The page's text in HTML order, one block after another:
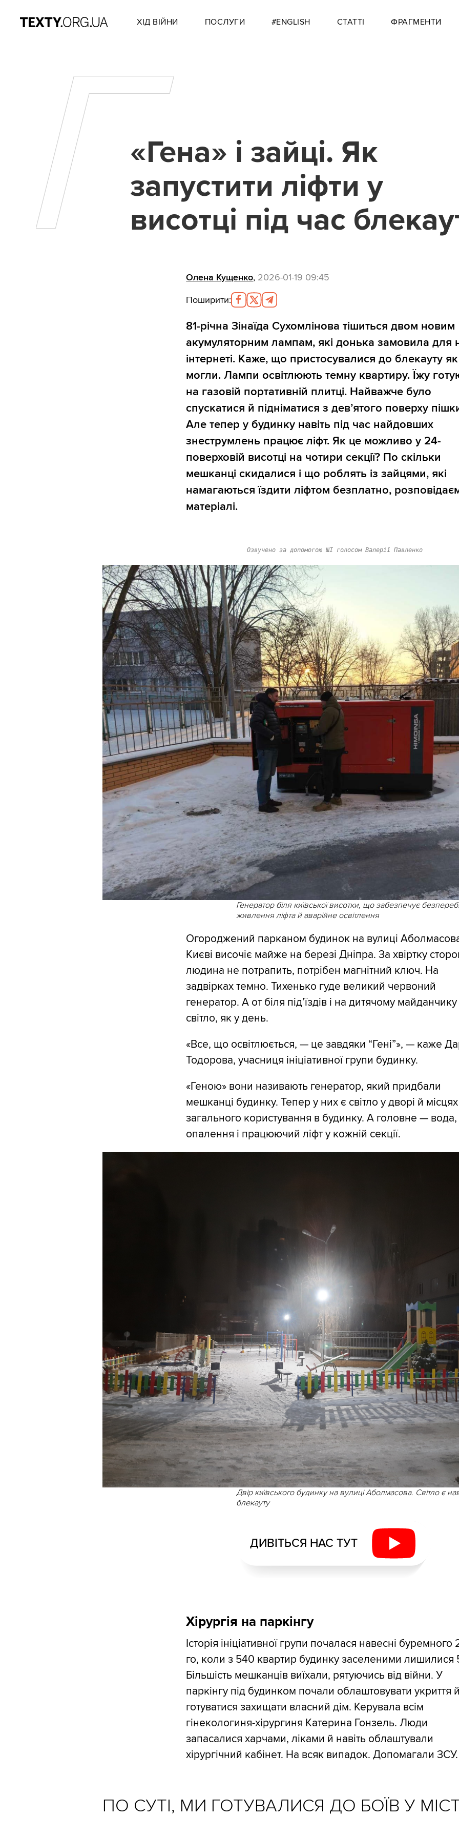
ХІД ВІЙНИ ПОСЛУГИ #ENGLISH СТАТТІ ФРАГМЕНТИ
Г«Гена» і зайці. Як
запустити ліфти у
висотці під час
Олена Кущенко, 2026-01-19 09:45
Поширити:
81-річна Зінаїда Сухомлінова тішиться двом новим
акумуляторним лампам, які донька замовила для
інтернеті. Каже, що пристосувалися до блекауту як
могли. Лампи освітлюють темну квартиру. Їжу
на газовій портативній плитці. Найважче було
спускатися й підніматися з дев’ятого поверху
Але тепер у будинку навіть під час найдовших
знеструмлень працює ліфт. Як це можливо у 24-
поверховій висотці на чотири секції? По скільки
мешканці скидалися і що роблять із зайцями, які
намагаються їздити ліфтом безплатно,
матеріалі.
Озвучено за допомогою ШІ голосом Валерії Павленко
Генератор біля київської висотки, що забезпечує
живлення ліфта й аварійне освітлення
Огороджений парканом будинок на вулиці
Києві височіє майже на березі Дніпра. За хвіртку
людина не потрапить, потрібен магнітний ключ. На
задвірках темно. Тихенько гуде великий червоний
генератор. А от біля під’їздів і на дитячому майданчику
світло, як у день.
«Все, що освітлюється, — це завдяки “Гені”», — каже
Тодорова, учасниця ініціативної групи будинку.
«Геною» вони називають генератор, який придбали
мешканці будинку. Тепер у них є світло у дворі й місцях
загального користування в будинку. А головне — вода,
опалення і працюючий ліфт у кожній секції.
Двір київського будинку на вулиці Аболмасова. Світло є
блекауту
ДИВІТЬСЯ НАС ТУТ
Хірургія на паркінгу
Історія ініціативної групи почалася навесні буремного
го, коли з 540 квартир будинку заселеними лишилися
Більшість мешканців виїхали, рятуючись від війни. У
паркінгу під будинком почали облаштовувати укриття
готуватися захищати власний дім. Керувала всім
гінекологиня-хірургиня Катерина Гонзель. Люди
запасалися харчами, ліками й навіть облаштували
хірургічний кабінет. На всяк випадок. Допомагали ЗСУ.
ПО СУТІ, МИ ГОТУВАЛИСЯ ДО БОЇВ У